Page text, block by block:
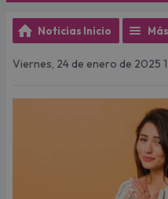
Noticias Inicio
Viernes, 24 de enero de 2025